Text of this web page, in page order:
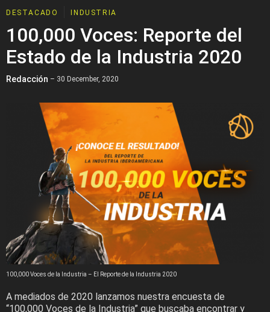
DESTACADO INDUSTRIA
100,000 Voces: Reporte del
Estado de la Industria 2020
Redacción – 30 December, 2020
100,000 Voces de la Industria – El Reporte de la Industria 2020
A mediados de 2020 lanzamos nuestra encuesta de
“100,000 Voces de la Industria” que buscaba encontrar y